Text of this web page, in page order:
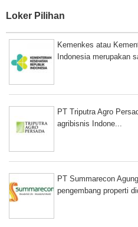
Loker Pilihan
Kemenkes atau
Indonesia merupakan
PT Triputra Agro
agribisnis Indone...
PT Summarecon
pengembang properti